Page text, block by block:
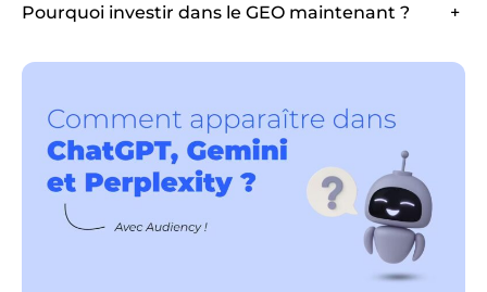
Pourquoi investir dans le GEO maintenant ? +